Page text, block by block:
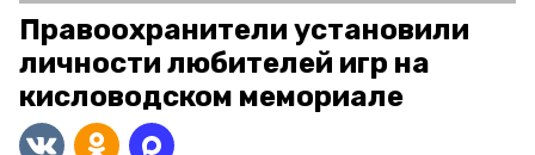
Правоохранители установили
личности любителей игр на
кисловодском мемориале